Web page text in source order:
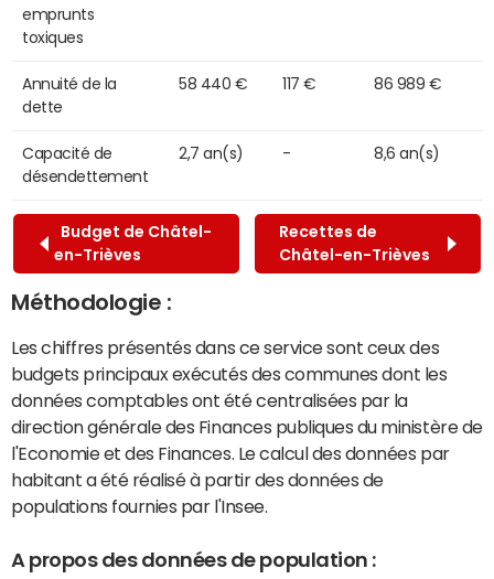
emprunts
toxiques
Annuité de la
dette
58 440 € 117 € 86 989 €
Capacité de
désendettement
2,7 an(s) - 8,6 an(s)
Budget de Châtel-
en-Trièves
Recettes de
Châtel-en-Trièves
Méthodologie :
Les chiffres présentés dans ce service sont ceux des
budgets principaux exécutés des communes dont les
données comptables ont été centralisées par la
direction générale des Finances publiques du ministère de
l'Economie et des Finances. Le calcul des données par
habitant a été réalisé à partir des données de
populations fournies par l'Insee.
A propos des données de population :